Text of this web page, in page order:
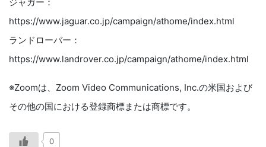
https://www.jaguar.co.jp/campaign/athome/index.html
ランドローバー：
https://www.landrover.co.jp/campaign/athome/index.html
※Zoomは、Zoom Video Communications, Inc.の米国および
その他の国における登録商標または商標です。
0